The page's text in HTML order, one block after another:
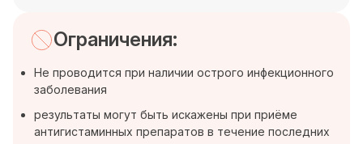
Ограничения:
Не проводится при наличии острого инфекционного
заболевания
результаты могут быть искажены при приёме
антигистаминных препаратов в течение последних